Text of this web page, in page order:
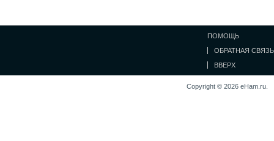
ПОМОЩЬ
ОБРАТНАЯ СВЯЗЬ
ВВЕРХ
Copyright © 2026 eHam.ru.